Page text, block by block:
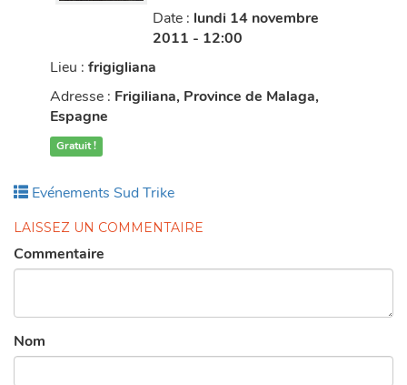
Date : lundi 14 novembre
2011 - 12:00
Lieu : frigigliana
Adresse : Frigiliana, Province de Malaga,
Espagne
Gratuit !
This page can't load Google Maps
Publié
Evénements Sud Trike
LAISSEZ UN COMMENTAIRE
Commentaire
Nom